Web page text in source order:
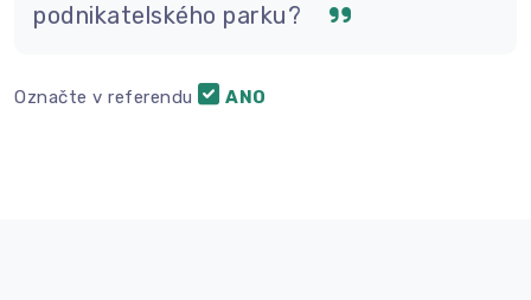
podnikatelského parku?
Označte v referendu ANO